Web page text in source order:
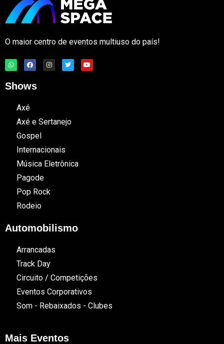
O maior centro de eventos multiuso do país!
Shows
Axé
Axé e Sertanejo
Gospel
Internacionais
Música Eletrônica
Pagode
Pop Rock
Rodeio
Automobilismo
Arrancadas
Track Day
Circuito / Competições
Eventos Corporativos
Som - Rebaixados - Clubes
Mais Eventos